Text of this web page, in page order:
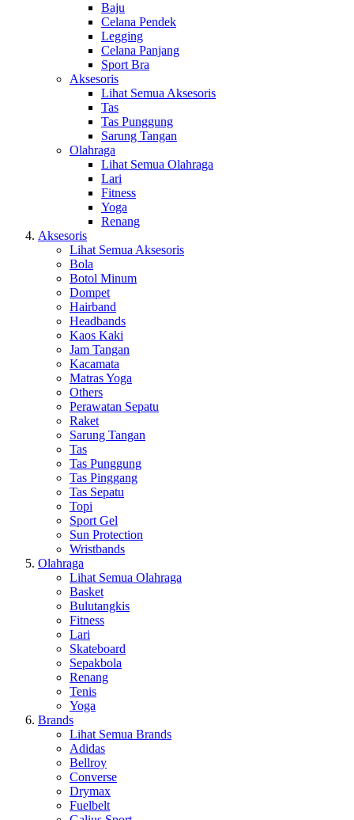
Baju
Celana Pendek
Legging
Celana Panjang
Sport Bra
Aksesoris
Lihat Semua Aksesoris
Tas
Tas Punggung
Sarung Tangan
Olahraga
Lihat Semua Olahraga
Lari
Fitness
Yoga
Renang
Aksesoris
Lihat Semua Aksesoris
Bola
Botol Minum
Dompet
Hairband
Headbands
Kaos Kaki
Jam Tangan
Kacamata
Matras Yoga
Others
Perawatan Sepatu
Raket
Sarung Tangan
Tas
Tas Punggung
Tas Pinggang
Tas Sepatu
Topi
Sport Gel
Sun Protection
Wristbands
Olahraga
Lihat Semua Olahraga
Basket
Bulutangkis
Fitness
Lari
Skateboard
Sepakbola
Renang
Tenis
Yoga
Brands
Lihat Semua Brands
Adidas
Bellroy
Converse
Drymax
Fuelbelt